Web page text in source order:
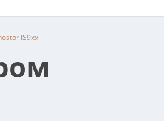
IS9xx